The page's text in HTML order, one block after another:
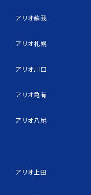
アリオ蘇我
アリオ札幌
アリオ川口
アリオ亀有
アリオ八尾
アリオ上田